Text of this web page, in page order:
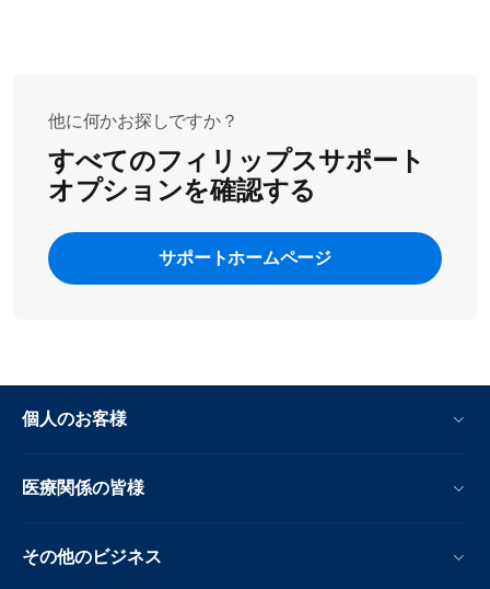
他に何かお探しですか？
すべてのフィリップスサポート
オプションを確認する
サポートホームページ
個人のお客様
医療関係の皆様
その他のビジネス